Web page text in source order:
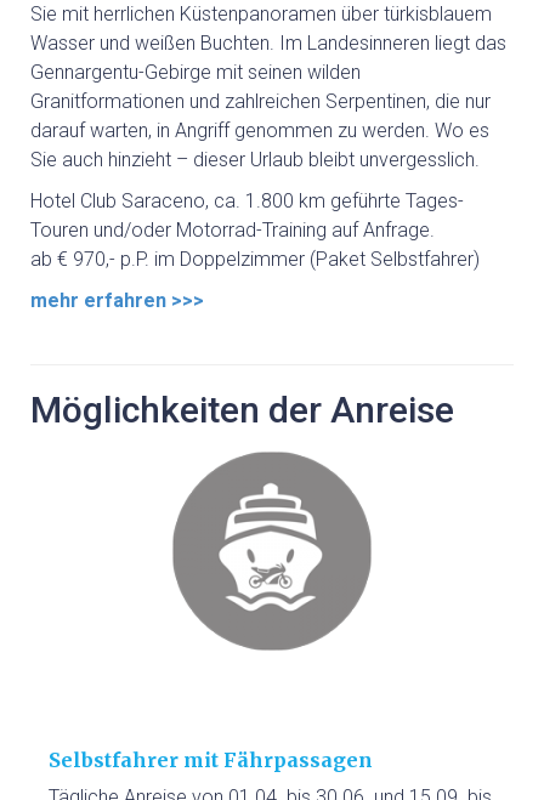
Sie mit herrlichen Küstenpanoramen über türkisblauem
Wasser und weißen Buchten. Im Landesinneren liegt das
Gennargentu-Gebirge mit seinen wilden
Granitformationen und zahlreichen Serpentinen, die nur
darauf warten, in Angriff genommen zu werden. Wo es
Sie auch hinzieht – dieser Urlaub bleibt unvergesslich.
Hotel Club Saraceno, ca. 1.800 km geführte Tages-
Touren und/oder Motorrad-Training auf Anfrage.
ab € 970,- p.P. im Doppelzimmer (Paket Selbstfahrer)
mehr erfahren >>>
Möglichkeiten der Anreise
Selbstfahrer mit Fährpassagen